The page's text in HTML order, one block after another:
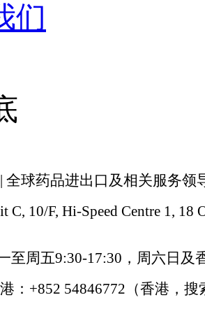
们
全球药品进出口及相关服务领
10/F, Hi-Speed Centre 1, 18
至周五9:30-17:30，周六日及
：+852 54846772（香港，搜